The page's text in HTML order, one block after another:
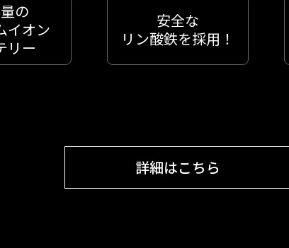
の
イオン
リー
安全な
リン酸鉄を採用！
詳細はこちら